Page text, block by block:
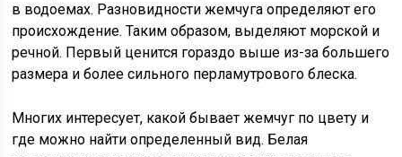
в водоемах. Разновидности жемчуга определяют его
происхождение. Таким образом, выделяют морской и
речной. Первый ценится гораздо выше из-за большего
размера и более сильного перламутрового блеска.
Многих интересует, какой бывает жемчуг по цвету и
где можно найти определенный вид. Белая